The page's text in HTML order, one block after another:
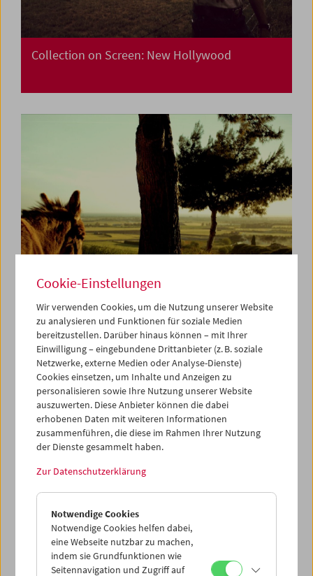
Collection on Screen: New Hollywood
Premiere:Le formiche di Mida (Die Ameisen des
Midas)
Cookie-Einstellungen
Wir verwenden Cookies, um die Nutzung unserer Website
zu analysieren und Funktionen für soziale Medien
bereitzustellen. Darüber hinaus können – mit Ihrer
Einwilligung – eingebundene Drittanbieter (z. B. soziale
Netzwerke, externe Medien oder Analyse-Dienste)
Cookies einsetzen, um Inhalte und Anzeigen zu
personalisieren sowie Ihre Nutzung unserer Website
auszuwerten. Diese Anbieter können die dabei
erhobenen Daten mit weiteren Informationen
zusammenführen, die diese im Rahmen Ihrer Nutzung
der Dienste gesammelt haben.
Zur Datenschutzerklärung
Notwendige Cookies
Notwendige Cookies helfen dabei,
eine Webseite nutzbar zu machen,
indem sie Grundfunktionen wie
Seitennavigation und Zugriff auf